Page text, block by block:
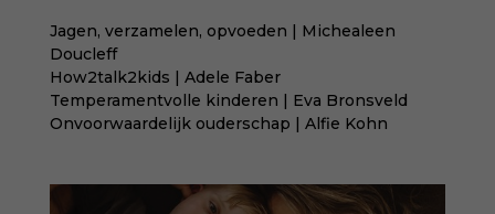
Jagen, verzamelen, opvoeden | Michealeen
Doucleff
How2talk2kids | Adele Faber
Temperamentvolle kinderen | Eva Bronsveld
Onvoorwaardelijk ouderschap | Alfie Kohn